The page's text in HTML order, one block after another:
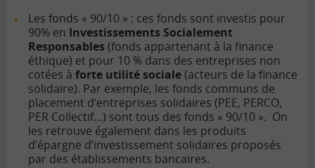
Les fonds « 90/10 » : ces fonds sont investis pour
90% en Investissements Socialement
Responsables (fonds appartenant à la finance
éthique) et pour 10 % dans des entreprises non
cotées à forte utilité sociale(acteurs de la finance
solidaire). Par exemple, les fonds communs de
placement d’entreprises solidaires (PEE, PERCO,
PER Collectif…) sont tous des fonds « 90/10 ». On
les retrouve également dans les produits
d’épargne d’investissement solidaires proposés
par des établissements bancaires.